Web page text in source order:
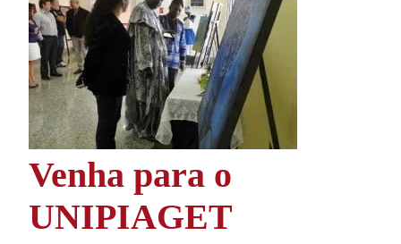
Venha para o
UNIPIAGET